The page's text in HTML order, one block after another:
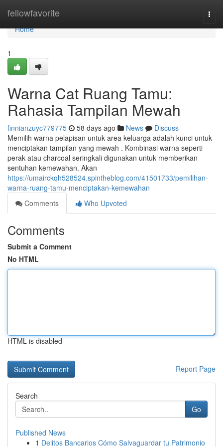
fellowfavorite
Home
Home
1
Warna Cat Ruang Tamu:
Rahasia Tampilan Mewah
finnianzuyc779775 58 days ago News
Discuss
Memilih warna pelapisan untuk area keluarga adalah kunci untuk
menciptakan tampilan yang mewah . Kombinasi warna seperti
perak atau charcoal seringkali digunakan untuk memberikan
sentuhan kemewahan. Akan
https://umairckqh528524.spintheblog.com/41501733/pemilihan-
warna-ruang-tamu-menciptakan-kemewahan
Comments
Who Upvoted
Comments
Submit a Comment
No HTML
HTML is disabled
Report Page
Search
Go
Published News
1 Delitos Bancarios Cómo Salvaguardar tu Patrimonio